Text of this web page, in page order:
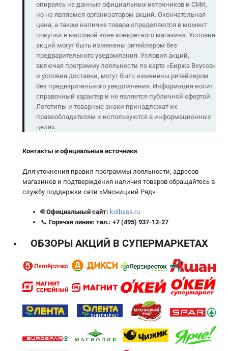
опираясь на данные официальных источников и СМИ,
но не являемся организатором акций. Окончательная
цена, а также наличие товара определяются в момент
покупки в кассовой зоне конкретного магазина. Условия
акций могут быть изменены ритейлером без
предварительного уведомления. Условия акций,
включая программу лояльности по карте «Биржа Вкусов»
и условия доставки, могут быть изменены ритейлером
без предварительного уведомления. Информация носит
справочный характер и не является публичной офертой.
Логотипы и товарные знаки принадлежат их
правообладателям и используются в информационных
целях.
Контакты и официальные источники
Для уточнения правил программы лояльности, адресов
магазинов и подтверждения наличия товаров обращайтесь в
службу поддержки сети «Мясницкий Ряд»:
🌐Официальный сайт: kolbasa.ru
📞 Горячая линия: тел.: +7 (495) 937-12-27
ОБЗОРЫ АКЦИЙ В СУПЕРМАРКЕТАХ